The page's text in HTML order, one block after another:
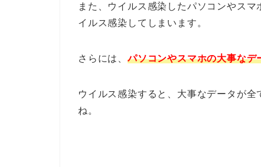
また、ウイルス感染したパソコンやス
イルス感染してしまいます。
さらには、パソコンやスマホの大事な
ウイルス感染すると、大事なデータが
ね。